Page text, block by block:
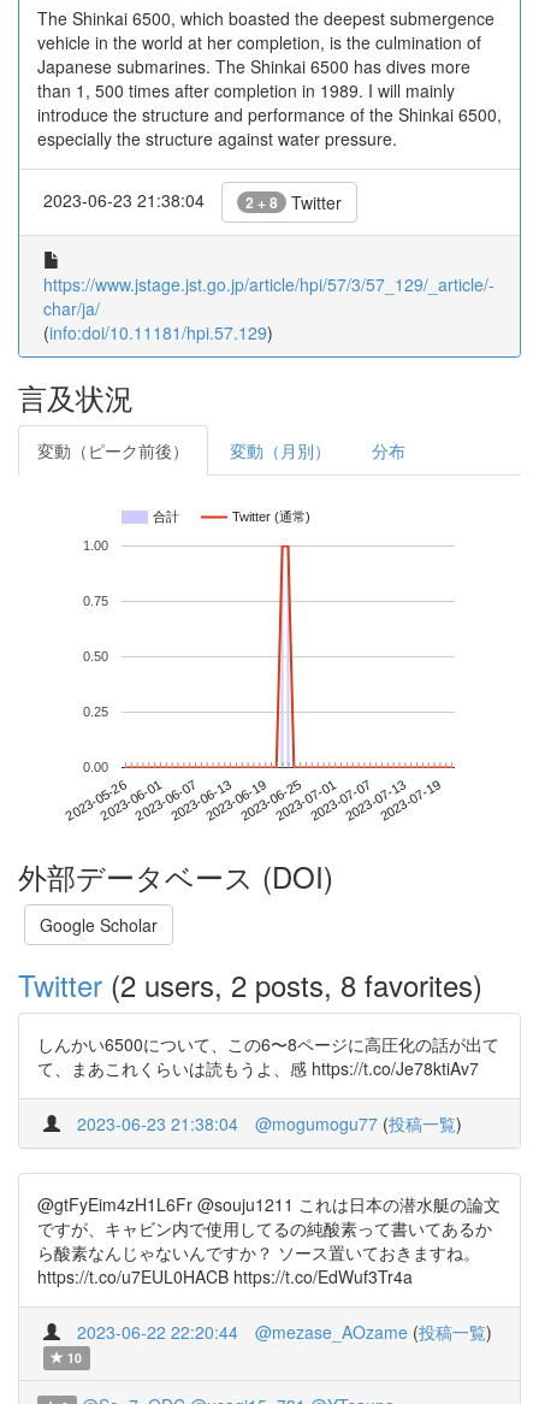
The Shinkai 6500, which boasted the deepest submergence
vehicle in the world at her completion, is the culmination of
Japanese submarines. The Shinkai 6500 has dives more
than 1, 500 times after completion in 1989. I will mainly
introduce the structure and performance of the Shinkai 6500,
especially the structure against water pressure.
2023-06-23 21:38:04 2 + 8 Twitter
https://www.jstage.jst.go.jp/article/hpi/57/3/57_129/_article/-
char/ja/
(info:doi/10.11181/hpi.57.129)
言及状況
変動（ピーク前後） 変動（月別） 分布
合計 Twitter (通常)
2023-05-262023-06-012023-06-072023-06-132023-06-192023-06-252023-07-012023-07-072023-07-132023-07-19
0.00
0.25
0.50
0.75
1.00
外部データベース (DOI)
Google Scholar
Twitter (2 users, 2 posts, 8 favorites)
しんかい6500について、この6〜8ページに高圧化の話が出て
て、まあこれくらいは読もうよ、感 https://t.co/Je78ktiAv7
2023-06-23 21:38:04 @mogumogu77 (投稿一覧)
@gtFyEim4zH1L6Fr @souju1211 これは日本の潜水艇の論文
ですが、キャビン内で使用してるの純酸素って書いてあるか
ら酸素なんじゃないんですか？ ソース置いておきますね。
https://t.co/u7EUL0HACB https://t.co/EdWuf3Tr4a
2023-06-22 22:20:44 @mezase_AOzame (投稿一覧)
10